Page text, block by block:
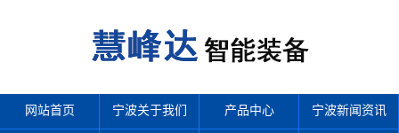
网站首页 宁波关于我们 产品中心 宁波新闻资讯